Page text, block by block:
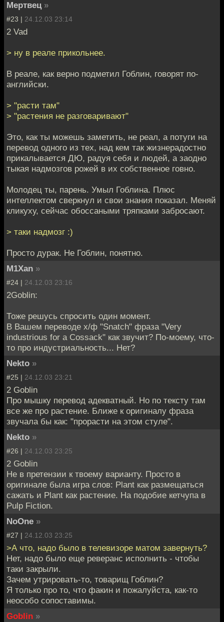
Мертвец »
#23 | 24.12.03 23:14
2 Vad
> ну в реале прикольнее.
В реале, как верно подметил Гоблин, говорят по-
английски.
> "расти там"
> "растения не разговаривают"
Это, как ты можешь заметить, не реал, а потуги на
перевод одного из тех, над кем так жизнерадостно
прикалывается ДЮ, радуя себя и людей, а заодно
тыкая надмозгов рожей в их собственное говно.
Молодец ты, парень. Умыл Гоблина. Плюс
интеллектом сверкнул и свои знания показал. Меняй
кликуху, сейчас обоссаными тряпками забросают.
> таки надмозг :)
Просто дурак. Не Гоблин, понятно.
M1Xan »
#24 | 24.12.03 23:16
2Goblin:
Тоже решусь спросить один момент.
В Вашем переводе х/ф "Snatch" фраза "Very
industrious for a Cossack" как звучит? По-моему, что-
то про индустриальность... Нет?
Nekto »
#25 | 24.12.03 23:21
2 Goblin
Про мышку перевод адекватный. Но по тексту там
все же про растение. Ближе к оригиналу фраза
звучала бы как: "прорасти на этом стуле".
Nekto »
#26 | 24.12.03 23:25
2 Goblin
Не в претензии к твоему варианту. Просто в
оригинале была игра слов: Plant как размещаться
сажать и Plant как растение. На подобие кетчупа в
Pulp Fiction.
NoOne »
#27 | 24.12.03 23:25
>А что, надо было в телевизоре матом завернуть?
Нет, надо было еще реверанс исполнить - чтобы
таки закрыли.
Зачем утрировать-то, товарищ Гоблин?
Я только про то, что факин и пожалуйста, как-то
неособо сопоставимы.
Goblin »